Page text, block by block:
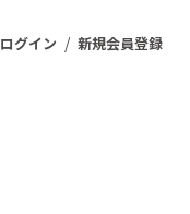
ログイン / 新規会員登録